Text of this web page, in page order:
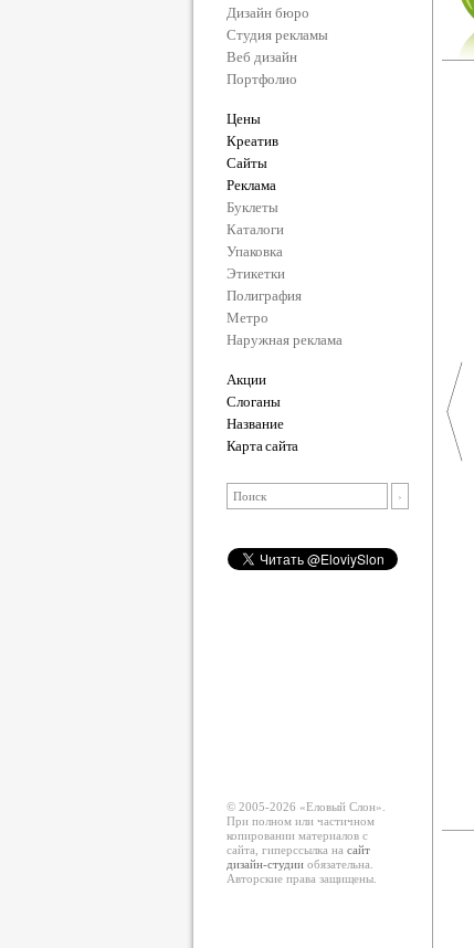
Дизайн бюро
Студия рекламы
Веб дизайн
Портфолио
Цены
Креатив
Сайты
Реклама
Буклеты
Каталоги
Упаковка
Этикетки
Полиграфия
Метро
Наружная реклама
Акции
Слоганы
Название
Карта сайта
© 2005-2026 «Еловый Cлон».
При полном или частичном
копировании материалов с
сайта, гиперссылка на сайт
дизайн-студииобязательна.
Авторские права защищены.